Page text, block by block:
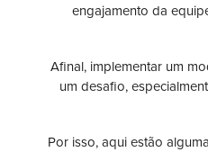
engajamento da
Afinal, implementar um
um desafio,
Por isso, aqui estão